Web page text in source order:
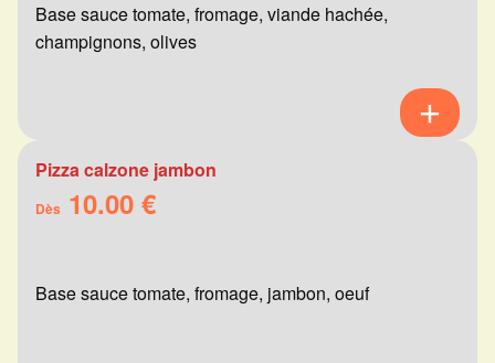
Base sauce tomate, fromage, viande hachée,
champignons, olives
Pizza calzone jambon
Dès 10.00 €
Base sauce tomate, fromage, jambon, oeuf